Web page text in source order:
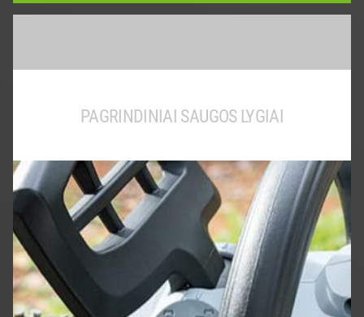
PAGRINDINIAI SAUGOS LYGIAI